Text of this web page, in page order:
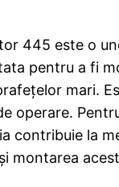
445 este o
pentru a fi
mari.
operare.
contribuie la
montarea